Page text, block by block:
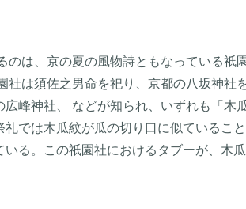
は、京の夏の風物詩ともなっている祇
社は須佐之男命を祀り、京都の八坂神社
峰神社、 などが知られ、いずれも「木
では木瓜紋が瓜の切り口に似ているこ
る。この祇園社におけるタブーが、木